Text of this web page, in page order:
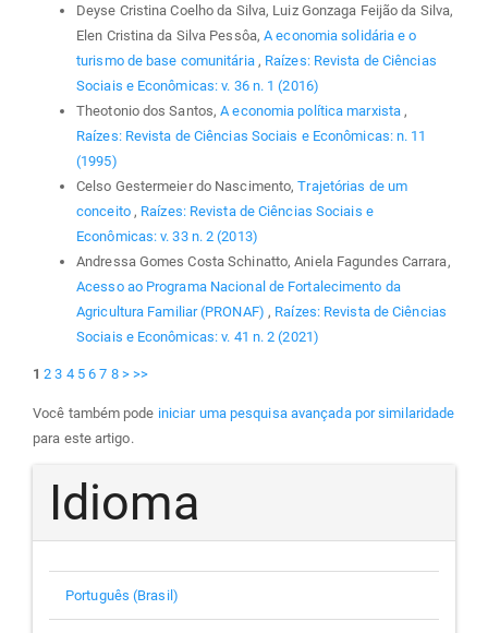
Deyse Cristina Coelho da Silva, Luiz Gonzaga Feijão da Silva,
Elen Cristina da Silva Pessôa,A economia solidária e o
turismo de base comunitária , Raízes: Revista de Ciências
Sociais e Econômicas: v. 36 n. 1 (2016)
Theotonio dos Santos,A economia política marxista ,
Raízes: Revista de Ciências Sociais e Econômicas: n. 11
(1995)
Celso Gestermeier do Nascimento,Trajetórias de um
conceito , Raízes: Revista de Ciências Sociais e
Econômicas: v. 33 n. 2 (2013)
Andressa Gomes Costa Schinatto, Aniela Fagundes Carrara,
Acesso ao Programa Nacional de Fortalecimento da
Agricultura Familiar (PRONAF) , Raízes: Revista de Ciências
Sociais e Econômicas: v. 41 n. 2 (2021)
1 2 3 4 5 6 7 8 > >>
Você também pode iniciar uma pesquisa avançada por similaridade
para este artigo.
Idioma
Português (Brasil)